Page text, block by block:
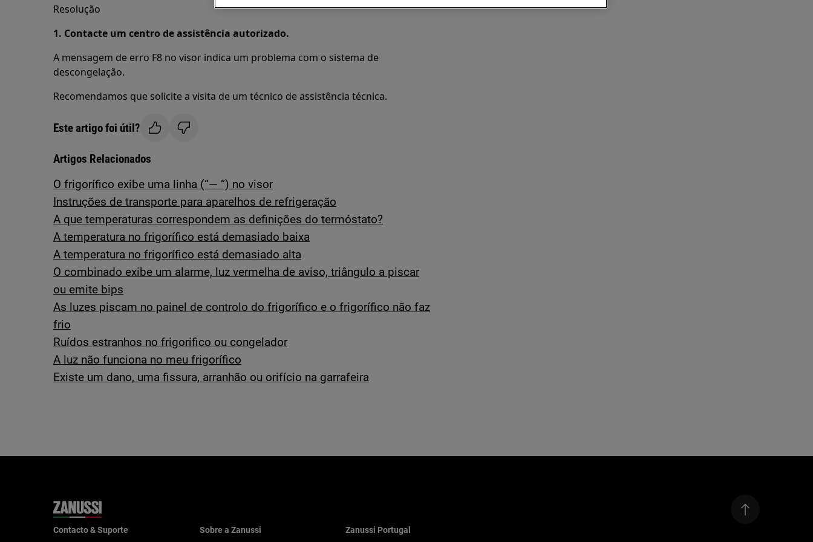
Resolução
1. Contacte um centro de assistência autorizado.
A mensagem de erro F8 no visor indica um problema com o sistema de
descongelação.
Recomendamos que solicite a visita de um técnico de assistência técnica.
Este artigo foi útil?
Artigos Relacionados
O frigorífico exibe uma linha (“— “) no visor
Instruções de transporte para aparelhos de refrigeração
A que temperaturas correspondem as definições do termóstato?
A temperatura no frigorífico está demasiado baixa
A temperatura no frigorífico está demasiado alta
O combinado exibe um alarme, luz vermelha de aviso, triângulo a piscar
ou emite bips
As luzes piscam no painel de controlo do frigorífico e o frigorífico não faz
frio
Ruídos estranhos no frigorifico ou congelador
A luz não funciona no meu frigorífico
Existe um dano, uma fissura, arranhão ou orifício na garrafeira
Contacto & Suporte Sobre a Zanussi Zanussi Portugal